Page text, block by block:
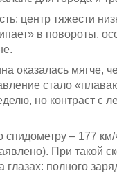
центр тяжести
в повороты,
оказалась мягче,
стало
но контраст с
спидометру – 177 км/
При такой
глазах: полного